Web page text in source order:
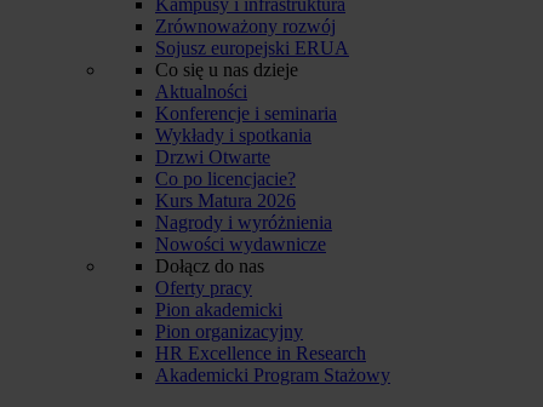
Zrównoważony rozwój
Sojusz europejski ERUA
Co się u nas dzieje
Aktualności
Konferencje i seminaria
Wykłady i spotkania
Drzwi Otwarte
Co po licencjacie?
Kurs Matura 2026
Nagrody i wyróżnienia
Nowości wydawnicze
Dołącz do nas
Oferty pracy
Pion akademicki
Pion organizacyjny
HR Excellence in Research
Akademicki Program Stażowy